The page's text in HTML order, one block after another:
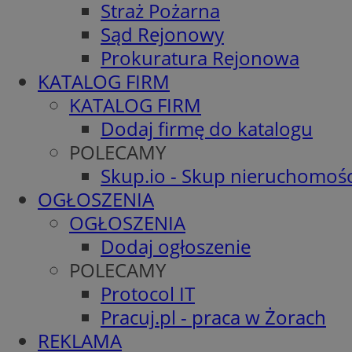
Straż Pożarna
Sąd Rejonowy
Prokuratura Rejonowa
KATALOG FIRM
KATALOG FIRM
Dodaj firmę do katalogu
POLECAMY
Skup.io - Skup
OGŁOSZENIA
OGŁOSZENIA
Dodaj ogłoszenie
POLECAMY
Protocol IT
Pracuj.pl - praca w Żorach
REKLAMA